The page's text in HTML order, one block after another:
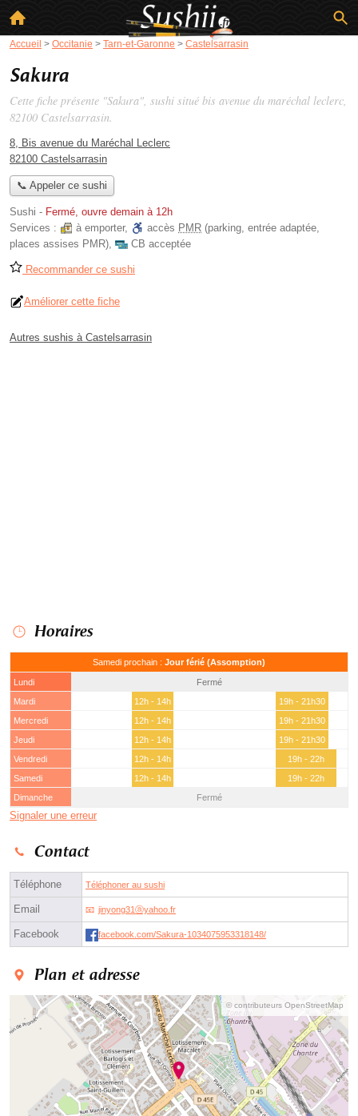
Accueil > Occitanie > Tarn-et-Garonne > Castelsarrasin
Sakura
Cette fiche présente "Sakura", sushi situé bis avenue du maréchal leclerc,
82100 Castelsarrasin.
8, Bis avenue du Maréchal Leclerc
82100 Castelsarrasin
📞 Appeler ce sushi
Sushi - Fermé, ouvre demain à 12h
Services :
à emporter, accès PMR (parking, entrée adaptée,
places assises PMR), CB acceptée
Recommander ce sushi
Améliorer cette fiche
Autres sushis à Castelsarrasin
Horaires
Samedi prochain : Jour férié (Assomption)
Lundi
Fermé
Mardi
12h - 14h
19h - 21h30
Mercredi
12h - 14h
19h - 21h30
Jeudi
12h - 14h
19h - 21h30
Vendredi
12h - 14h
19h - 22h
Samedi
12h - 14h
19h - 22h
Dimanche
Fermé
Signaler une erreur
Contact
Téléphone Téléphoner au sushi
Email jinyong31ⓐyahoo.fr
Facebook facebook.com/Sakura-1034075953318148/
Plan et adresse
© contributeurs OpenStreetMap